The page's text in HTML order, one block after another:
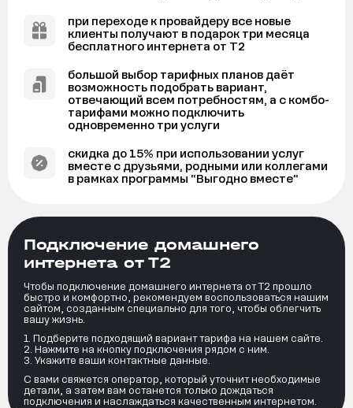
Подключение домашнего
интернета от Т2
Чтобы подключение домашнего интернета от Т2 прошло
быстро и комфортно, рекомендуем воспользоваться нашим
сайтом, созданным специально для того, чтобы облегчить
вашу жизнь.
Подберите подходящий вариант тарифа на нашем сайте.
Нажмите на кнопку подключения рядом с ним.
Укажите ваши контактные данные.
С вами свяжется оператор, который уточнит необходимые
детали, а затем вам останется только дождаться
подключения и наслаждаться качественным интернетом.
при переходе к провайдеру все новые
клиенты получают в подарок три месяца
бесплатного интернета от Т2
большой выбор тарифных планов даёт
возможность подобрать вариант,
отвечающий всем потребностям, а с комбо-
тарифами можно подключить
одновременно три услуги
скидка до 15% при использовании услуг
вместе с друзьями, родными или коллегами
в рамках программы “Выгодно вместе”